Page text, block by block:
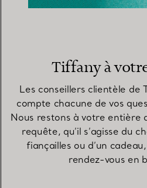
Tiffany à
Les conseillers clientèle de
compte chacune de vos
Nous restons à votre entière
requête, qu’il s’agisse du
fiançailles ou d’un
rendez-vous en